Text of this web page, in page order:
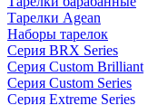
Тарелки Agean
Наборы тарелок
Серия BRX Series
Серия Custom Brilliant
Серия Custom Series
Серия Extreme Series